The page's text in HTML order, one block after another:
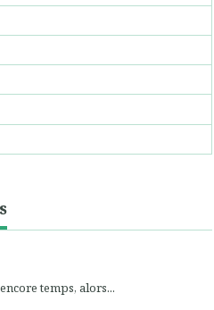
temps, alors...